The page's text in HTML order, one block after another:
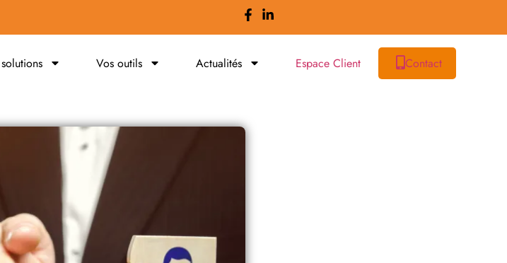
Vos outils Actualités Espace Client Contact